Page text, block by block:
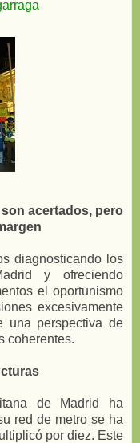
acertados, pero
diagnosticando los
y ofreciendo
el oportunismo
excesivamente
una perspectiva de
coherentes.
de Madrid ha
red de metro se ha
por diez. Este